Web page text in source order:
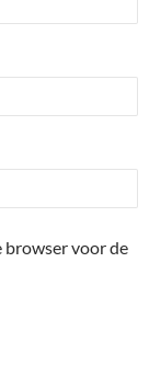
browser voor de